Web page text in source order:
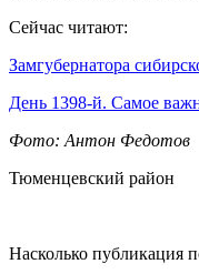
Сейчас читают:
Замгубернатора
День 1398-й. Самое
Фото: Антон Федотов
Тюменцевский район
Насколько публикация